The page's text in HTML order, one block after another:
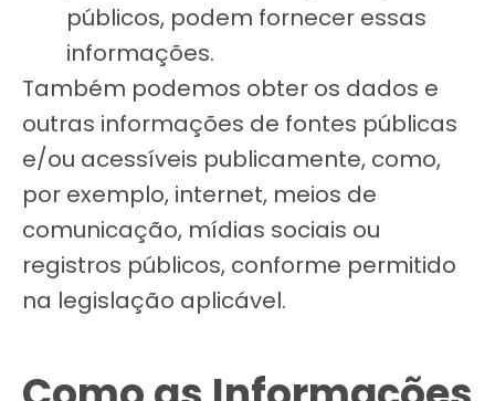
públicos, podem fornecer essas
informações.
Também podemos obter os dados e
outras informações de fontes públicas
e/ou acessíveis publicamente, como,
por exemplo, internet, meios de
comunicação, mídias sociais ou
registros públicos, conforme permitido
na legislação aplicável.